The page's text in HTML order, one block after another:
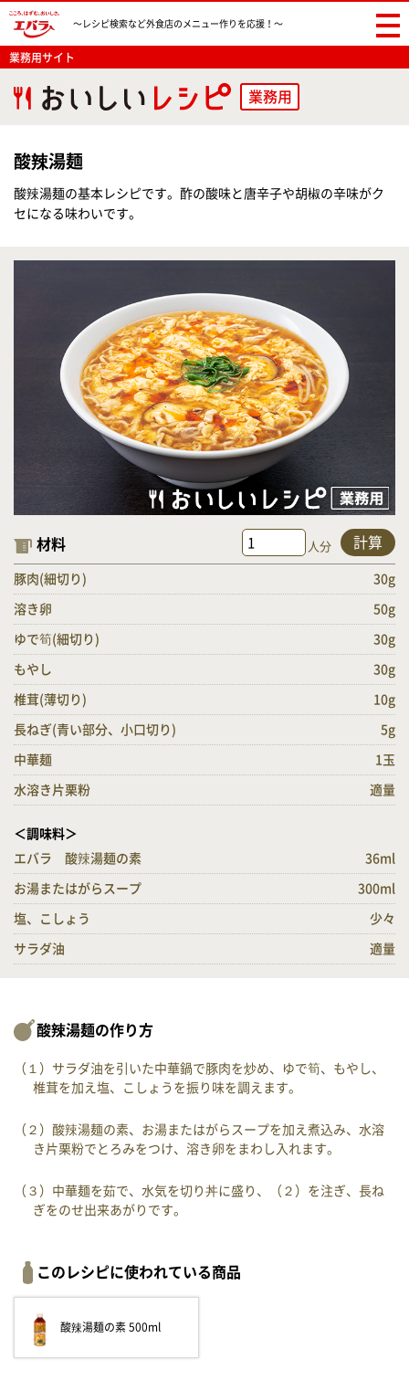
〜レシピ検索など外食店のメニュー作りを応援！〜
業務用サイト
業務用
酸辣湯麺
酸辣湯麺の基本レシピです。酢の酸味と唐辛子や胡椒の辛味がク
セになる味わいです。
材料 人分 計算
豚肉(細切り) 30g
溶き卵 50g
ゆで筍(細切り) 30g
もやし 30g
椎茸(薄切り) 10g
長ねぎ(青い部分、小口切り) 5g
中華麺 1玉
水溶き片栗粉 適量
＜調味料＞
エバラ 酸辣湯麺の素
36ml
お湯またはがらスープ 300ml
塩、こしょう 少々
サラダ油 適量
酸辣湯麺の作り方
（１）サラダ油を引いた中華鍋で豚肉を炒め、ゆで筍、もやし、
椎茸を加え塩、こしょうを振り味を調えます。
（２）酸辣湯麺の素、お湯またはがらスープを加え煮込み、水溶
き片栗粉でとろみをつけ、溶き卵をまわし入れます。
（３）中華麺を茹で、水気を切り丼に盛り、（２）を注ぎ、長ね
ぎをのせ出来あがりです。
このレシピに使われている商品
酸辣湯麺の素 500ml